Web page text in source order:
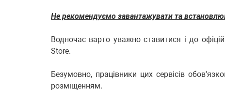
Не рекомендуємо завантажувати та
Водночас варто уважно ставитися і до
Store.
Безумовно, працівники цих сервісів
розміщенням.